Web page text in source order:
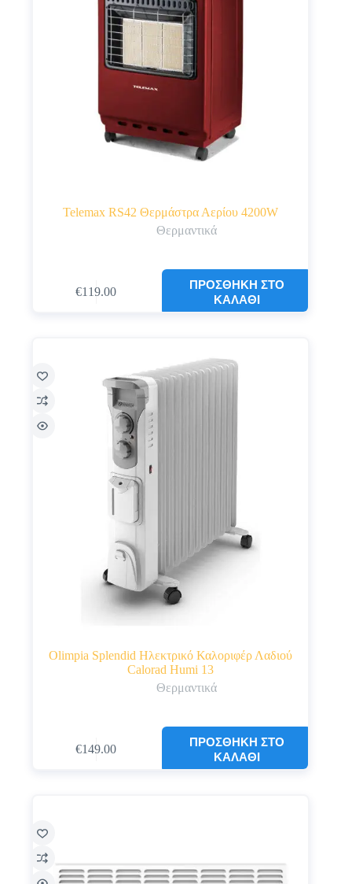
Telemax RS42 Θερμάστρα Αερίου 4200W
Θερμαντικά
€119.00
ΠΡΟΣΘΉΚΗ ΣΤΟ
ΚΑΛΆΘΙ
Olimpia Splendid Ηλεκτρικό Καλοριφέρ Λαδιού
Calorad Humi 13
Θερμαντικά
€149.00
ΠΡΟΣΘΉΚΗ ΣΤΟ
ΚΑΛΆΘΙ